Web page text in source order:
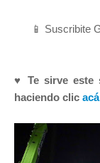
📱 Suscribite
♥ Te sirve este
haciendo clic acá